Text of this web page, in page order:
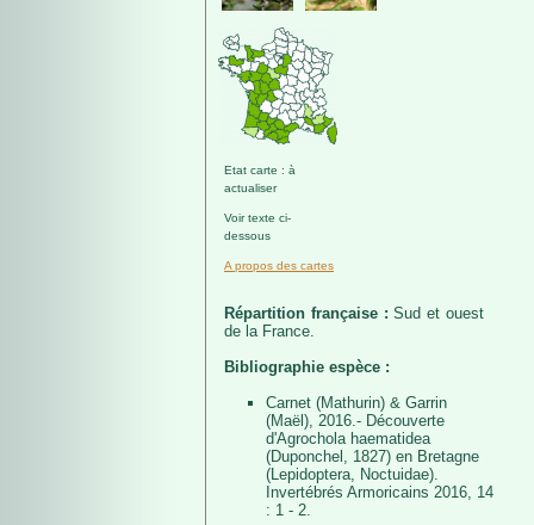
Etat carte : à
actualiser
Voir texte ci-
dessous
A propos des cartes
Répartition française :Sud et ouest
de la France.
Bibliographie espèce :
Carnet (Mathurin) & Garrin
(Maël), 2016.- Découverte
d'Agrochola haematidea
(Duponchel, 1827) en Bretagne
(Lepidoptera, Noctuidae).
Invertébrés Armoricains 2016, 14
: 1 - 2.